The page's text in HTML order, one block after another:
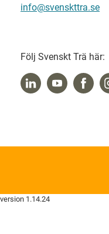
info@svenskttra.se
Följ Svenskt Trä här:
version 1.14.24